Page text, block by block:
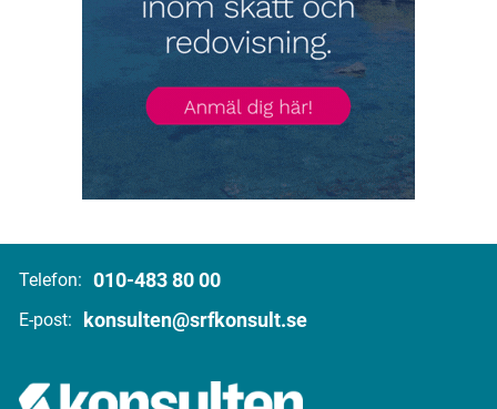
Telefon: 010-483 80 00
E-post: konsulten@srfkonsult.se